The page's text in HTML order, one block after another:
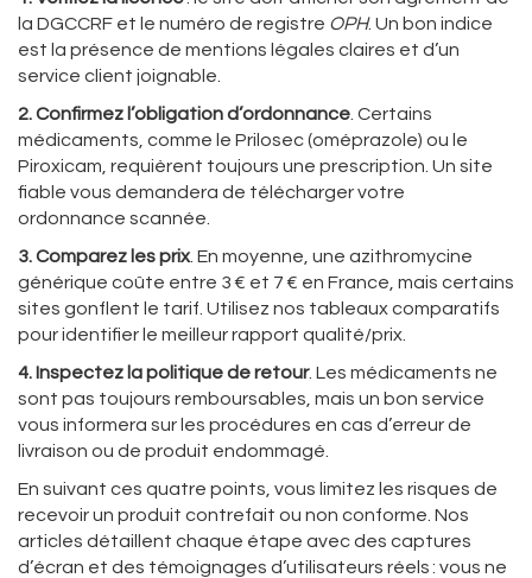
la DGCCRF et le numéro de registre OPH. Un bon indice
est la présence de mentions légales claires et d’un
service client joignable.
2. Confirmez l’obligation d’ordonnance . Certains
médicaments, comme le Prilosec (oméprazole) ou le
Piroxicam, requièrent toujours une prescription. Un site
fiable vous demandera de télécharger votre
ordonnance scannée.
3. Comparez les prix. En moyenne, une azithromycine
générique coûte entre 3 € et 7 € en France, mais certains
sites gonflent le tarif. Utilisez nos tableaux comparatifs
pour identifier le meilleur rapport qualité/prix.
4. Inspectez la politique de retour. Les médicaments ne
sont pas toujours remboursables, mais un bon service
vous informera sur les procédures en cas d’erreur de
livraison ou de produit endommagé.
En suivant ces quatre points, vous limitez les risques de
recevoir un produit contrefait ou non conforme. Nos
articles détaillent chaque étape avec des captures
d’écran et des témoignages d’utilisateurs réels : vous ne